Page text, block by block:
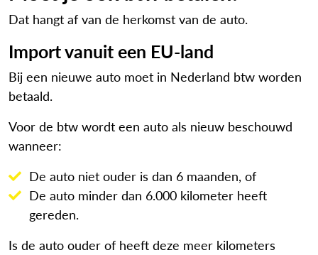
Dat hangt af van de herkomst van de auto.
Import vanuit een EU-land
Bij een nieuwe auto moet in Nederland btw worden
betaald.
Voor de btw wordt een auto als nieuw beschouwd
wanneer:
De auto niet ouder is dan 6 maanden, of
De auto minder dan 6.000 kilometer heeft
gereden.
Is de auto ouder of heeft deze meer kilometers